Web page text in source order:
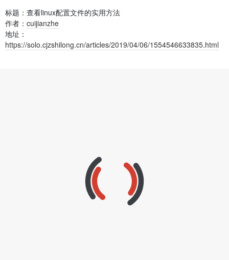
标题：查看linux配置文件的实用方法
作者： cuijianzhe
地址：
https://solo.cjzshilong.cn/articles/2019/04/06/1554546633835.html